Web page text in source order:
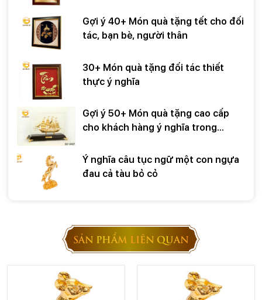
Gợi ý 40+ Món quà tặng tết cho đối
tác, bạn bè, người thân
30+ Món quà tặng đối tác thiết
thực ý nghĩa
Gợi ý 50+ Món quà tặng cao cấp
cho khách hàng ý nghĩa trong
Ý nghĩa câu tục ngữ một con ngựa
đau cả tàu bỏ cỏ
SẢN PHẨM LIÊN QUAN